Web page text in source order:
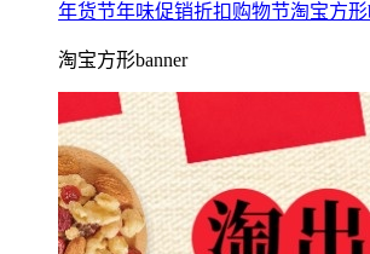
年货节年味促销折扣购物节淘宝方形
淘宝方形banner